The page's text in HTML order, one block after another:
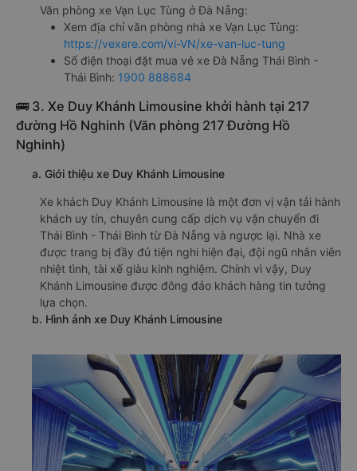
Văn phòng xe Vạn Lục Tùng ở Đà Nẵng:
Xem địa chỉ văn phòng nhà xe Vạn Lục Tùng:
https://vexere.com/vi-VN/xe-van-luc-tung
Số điện thoại đặt mua vé xe Đà Nẵng Thái Bình -
Thái Bình: 1900 888684
🚌 3. Xe Duy Khánh Limousine khởi hành tại 217
đường Hồ Nghinh (Văn phòng 217 Đường Hồ
Nghinh)
a. Giới thiệu xe Duy Khánh Limousine
Xe khách Duy Khánh Limousine là một đơn vị vận tải hành
khách uy tín, chuyên cung cấp dịch vụ vận chuyển đi
Thái Bình - Thái Bình từ Đà Nẵng và ngược lại. Nhà xe
được trang bị đầy đủ tiện nghi hiện đại, đội ngũ nhân viên
nhiệt tình, tài xế giàu kinh nghiệm. Chính vì vậy, Duy
Khánh Limousine được đông đảo khách hàng tin tưởng
lựa chọn.
b. Hình ảnh xe Duy Khánh Limousine